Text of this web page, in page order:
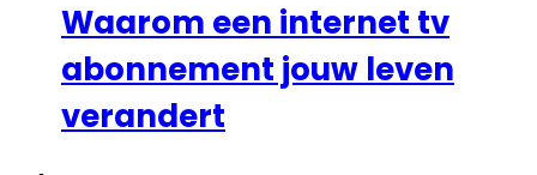
Waarom een internet tv
abonnement jouw leven
verandert